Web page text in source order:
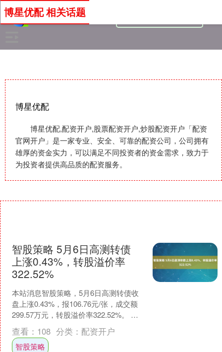
博星优配
博星优配,配资开户,股票配资开户,炒股配资开户「配资
官网开户」是一家专业、安全、可靠的配资公司，公司拥有
雄厚的资金实力，可以满足不同投资者的资金需求，致力于
为投资者提供高品质的配资服务。
博星优配 相关话题
智股策略 5月6日高测转债
上涨0.43%，转股溢价率
322.52%
本站消息智股策略，5月6日高测转债收
盘上涨0.43%，报106.76元/张，成交额
299.57万元，转股溢价率322.52%。 资
料显示，高测转债信用级别为“A....
查看： 108 分类： 配资开户
智股策略